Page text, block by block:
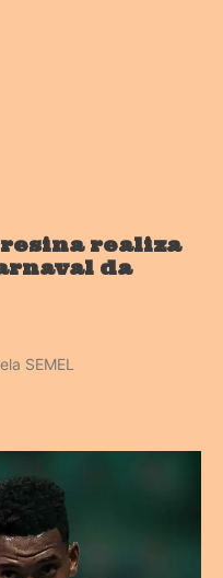
realiza
da
SEMEL